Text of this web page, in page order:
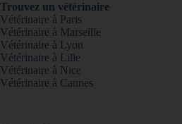
Trouvez un vétérinaire
Vétérinaire à Paris
Vétérinaire à Marseille
Vétérinaire à Lyon
Vétérinaire à Lille
Vétérinaire à Nice
Vétérinaire à Cannes